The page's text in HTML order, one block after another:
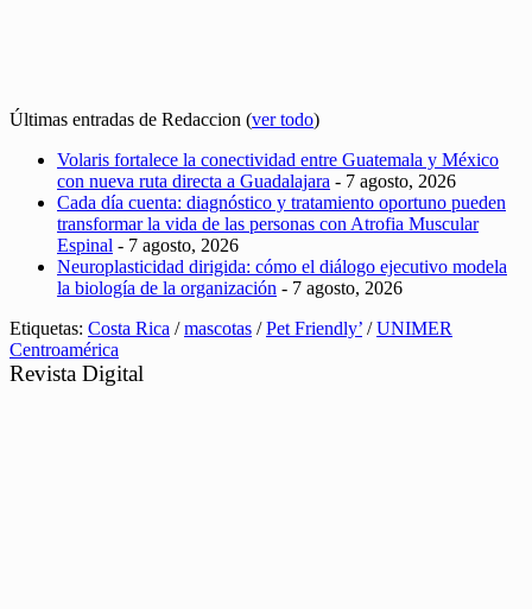
Últimas entradas de Redaccion (ver todo)
Volaris fortalece la conectividad entre Guatemala y México
con nueva ruta directa a Guadalajara - 7 agosto, 2026
Cada día cuenta: diagnóstico y tratamiento oportuno pueden
transformar la vida de las personas con Atrofia Muscular
Espinal - 7 agosto, 2026
Neuroplasticidad dirigida: cómo el diálogo ejecutivo modela
la biología de la organización - 7 agosto, 2026
Etiquetas: Costa Rica /mascotas /Pet Friendly’ /UNIMER
Centroamérica
Revista Digital